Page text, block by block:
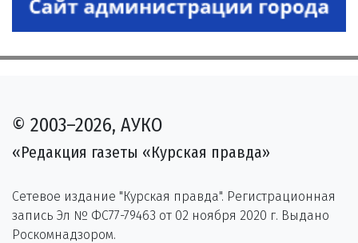
© 2003–2026, АУКО
«Редакция газеты «Курская правда»
Сетевое издание "Курская правда". Регистрационная
запись Эл № ФС77-79463 от 02 ноября 2020 г. Выдано
Роскомнадзором.